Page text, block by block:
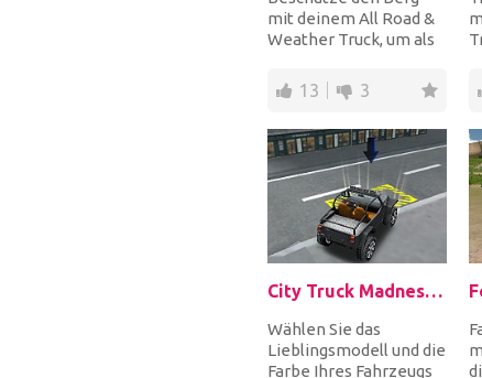
mit deinem All Road &
Weather Truck, um als
Bergrettungsteams...
13 3
City Truck Madness 3D Parking
Wählen Sie das
Lieblingsmodell und die
Farbe Ihres Fahrzeugs